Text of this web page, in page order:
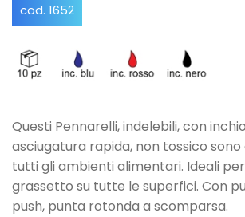
cod. 1652
Questi Pennarelli, indelebili, con
asciugatura rapida, non tossico sono
tutti gli ambienti alimentari. Ideali
grassetto su tutte le superfici. Con
push, punta rotonda a scomparsa.